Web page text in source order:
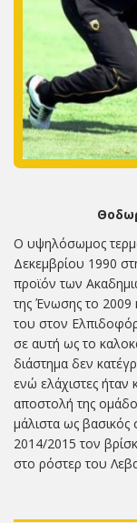
Ο υψηλόσωμος
Δεκεμβρίου 1990
προϊόν των
της Ένωσης το 2009
του στον
σε αυτή ως το
διάστημα δεν
ενώ ελάχιστες ήταν
αποστολή της
μάλιστα ως
2014/2015 τον
στο ρόστερ του